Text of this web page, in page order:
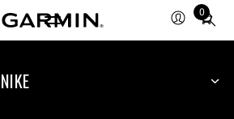
0
Total
items
cart: